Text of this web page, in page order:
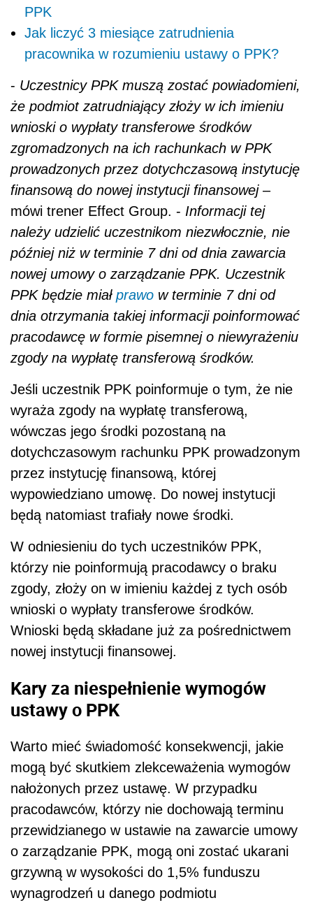
PPK
Jak liczyć 3 miesiące zatrudnienia
pracownika w rozumieniu ustawy o PPK?
- Uczestnicy PPK muszą zostać powiadomieni,
że podmiot zatrudniający złoży w ich imieniu
wnioski o wypłaty transferowe środków
zgromadzonych na ich rachunkach w PPK
prowadzonych przez dotychczasową instytucję
finansową do nowej instytucji finansowej–
mówi trener Effect Group. - Informacji tej
należy udzielić uczestnikom niezwłocznie, nie
później niż w terminie 7 dni od dnia zawarcia
nowej umowy o zarządzanie PPK. Uczestnik
PPK będzie miał prawo w terminie 7 dni od
dnia otrzymania takiej informacji poinformować
pracodawcę w formie pisemnej o niewyrażeniu
zgody na wypłatę transferową środków.
Jeśli uczestnik PPK poinformuje o tym, że nie
wyraża zgody na wypłatę transferową,
wówczas jego środki pozostaną na
dotychczasowym rachunku PPK prowadzonym
przez instytucję finansową, której
wypowiedziano umowę. Do nowej instytucji
będą natomiast trafiały nowe środki.
W odniesieniu do tych uczestników PPK,
którzy nie poinformują pracodawcy o braku
zgody, złoży on w imieniu każdej z tych osób
wnioski o wypłaty transferowe środków.
Wnioski będą składane już za pośrednictwem
nowej instytucji finansowej.
Kary za niespełnienie wymogów
ustawy o PPK
Warto mieć świadomość konsekwencji, jakie
mogą być skutkiem zlekceważenia wymogów
nałożonych przez ustawę. W przypadku
pracodawców, którzy nie dochowają terminu
przewidzianego w ustawie na zawarcie umowy
o zarządzanie PPK, mogą oni zostać ukarani
grzywną w wysokości do 1,5% funduszu
wynagrodzeń u danego podmiotu